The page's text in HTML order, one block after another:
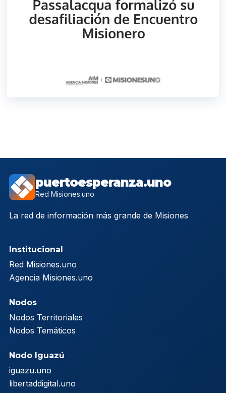
puertoesperanza.uno
Red Misiones.uno
La red de información más grande de Misiones
Institucional
Red Misiones.uno
Agencia Misiones.uno
Nodos
Nodos Territoriales
Nodos Temáticos
Nodo Iguazú
iguazu.uno
libertaddigital.uno